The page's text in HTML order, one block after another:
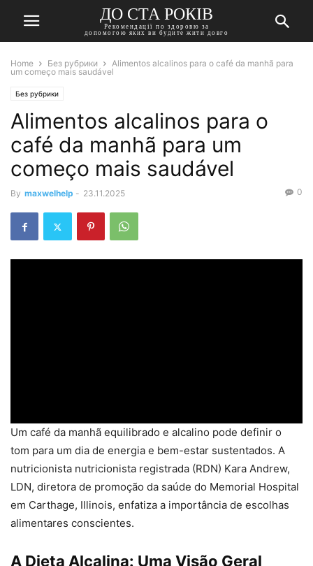
ДО СТА РОКІВ
Рекомендації по здоровю за
допомогою яких ви будите жити довго
Home Без рубрики
Alimentos alcalinos para o café da manhã para
um começo mais saudável
Без рубрики
Alimentos alcalinos para o
café da manhã para um
começo mais saudável
By maxwelhelp - 23.11.2025 0
Um café da manhã equilibrado e alcalino pode definir o
tom para um dia de energia e bem-estar sustentados. A
nutricionista nutricionista registrada (RDN) Kara Andrew,
LDN, diretora de promoção da saúde do Memorial Hospital
em Carthage, Illinois, enfatiza a importância de escolhas
alimentares conscientes.
A Dieta Alcalina: Uma Visão Geral